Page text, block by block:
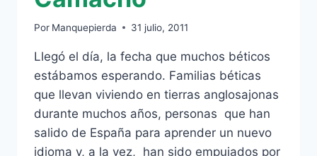
Por Manquepierda 31 julio, 2011
Llegó el día, la fecha que muchos béticos
estábamos esperando. Familias béticas
que llevan viviendo en tierras anglosajonas
durante muchos años, personas que han
salido de España para aprender un nuevo
idioma y, a la vez, han sido empujados por